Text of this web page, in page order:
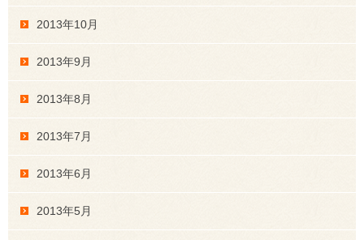
2013年10月
2013年9月
2013年8月
2013年7月
2013年6月
2013年5月